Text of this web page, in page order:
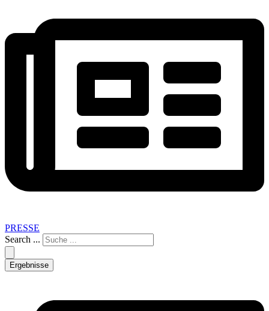
PRESSE
Search ...
Ergebnisse